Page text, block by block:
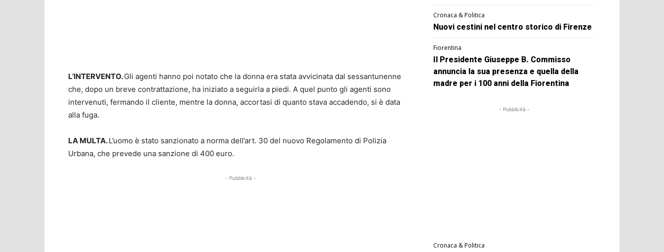
L’INTERVENTO.Gli agenti hanno poi notato che la donna era stata avvicinata dal sessantunenne
che, dopo un breve contrattazione, ha iniziato a seguirla a piedi. A quel punto gli agenti sono
intervenuti, fermando il cliente, mentre la donna, accortasi di quanto stava accadendo, si è data
alla fuga.
LA MULTA.L’uomo è stato sanzionato a norma dell’art. 30 del nuovo Regolamento di Polizia
Urbana, che prevede una sanzione di 400 euro.
- Pubblicità -
Cronaca & Politica
Nuovi cestini nel centro storico di Firenze
Fiorentina
Il Presidente Giuseppe B. Commisso
annuncia la sua presenza e quella della
madre per i 100 anni della Fiorentina
- Pubblicità -
Cronaca & Politica